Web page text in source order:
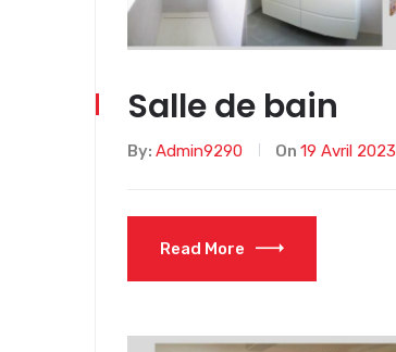
Salle de bain
By: Admin9290 On 19 Avril 2023
Read More